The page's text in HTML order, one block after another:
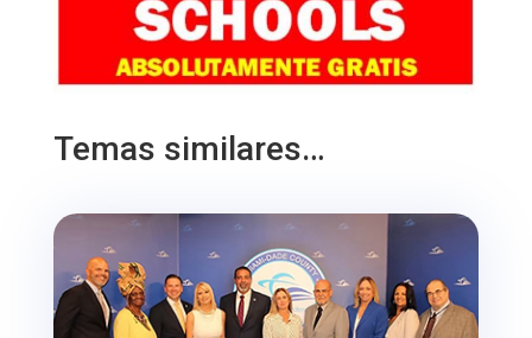
Temas similares…